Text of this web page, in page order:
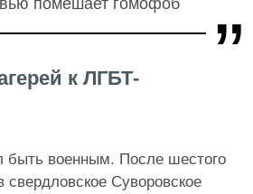
к ЛГБТ-
быть военным. После шестого
свердловское Суворовское